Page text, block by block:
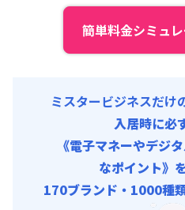
簡単料金シミュ
ミスタービジネスだけ
入居時に必
《電子マネーやデジ
なポイント》
170ブランド・1000種